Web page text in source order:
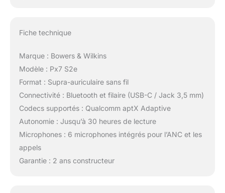
Fiche technique
Marque : Bowers & Wilkins
Modèle : Px7 S2e
Format : Supra-auriculaire sans fil
Connectivité : Bluetooth et filaire (USB-C / Jack 3,5 mm)
Codecs supportés : Qualcomm aptX Adaptive
Autonomie : Jusqu’à 30 heures de lecture
Microphones : 6 microphones intégrés pour l’ANC et les
appels
Garantie : 2 ans constructeur